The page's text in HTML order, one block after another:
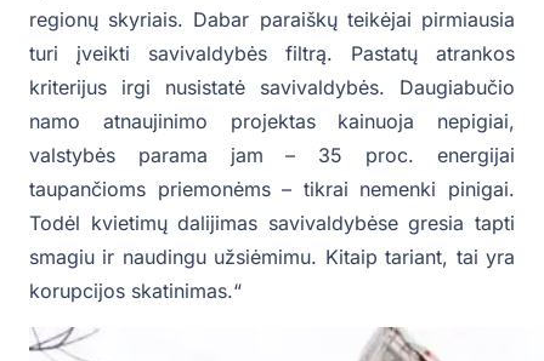
regionų skyriais. Dabar paraiškų teikėjai pirmiausia
turi įveikti savivaldybės filtrą. Pastatų atrankos
kriterijus irgi nusistatė savivaldybės. Daugiabučio
namo atnaujinimo projektas kainuoja nepigiai,
valstybės parama jam – 35 proc. energijai
taupančioms priemonėms – tikrai nemenki pinigai.
Todėl kvietimų dalijimas savivaldybėse gresia tapti
smagiu ir naudingu užsiėmimu. Kitaip tariant, tai yra
korupcijos skatinimas.“